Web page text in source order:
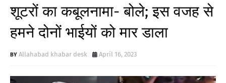
शूटरों का कबूलनामा- बोले; इस वजह से
हमने दोनों भाईयों को मार डाला
Allahabad khabar desk April 16, 2023